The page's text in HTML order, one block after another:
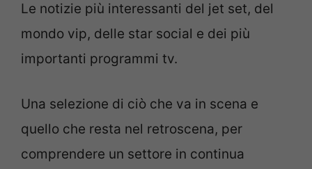
Le notizie più interessanti del jet set, del
mondo vip, delle star social e dei più
importanti programmi tv.
Una selezione di ciò che va in scena e
quello che resta nel retroscena, per
comprendere un settore in continua